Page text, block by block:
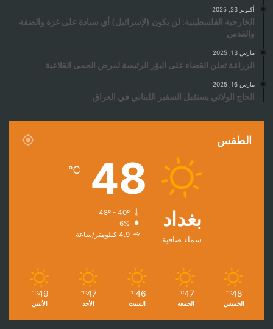
أكتوبر 23, 2025
الخارجية الفلسطينية: لن يكون (لإسرائيل) أي سيادة على غزة والضفة
والقدس
مارس 13, 2025
الزراعة تعلن القضاء على البؤر الرئيسة لمرض الحمى القلاعية
مارس 16, 2025
الحاج الولائي يستقبل السفير اللبناني في العراق
الطقس
بغداد
سماء صافية
48
℃
6%
4.9 كيلومتر/ساعة
48
℃
الخميس
47
℃
الجمعة
46
℃
السبت
47
℃
الأحد
49
℃
الأثنين